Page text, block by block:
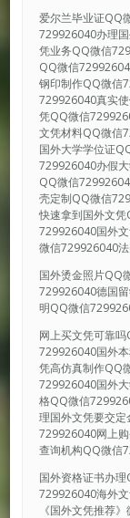
爱尔兰毕业证QQ
729926040办理
凭业务QQ微信
QQ微信
钢印制作QQ微信
729926040真实
凭QQ微信
文凭材料QQ微信
国外大学学位证
729926040办假
QQ微信
壳定制QQ微信
快速拿到国外文
729926040国外
微信729926040
国外烫金照片QQ
729926040德国
明QQ微信
网上买文凭可靠
729926040国外
凭高仿真制作QQ
729926040国外
格QQ微信
理国外文凭要交
729926040网上
查询机构QQ微信
国外资格证书办
729926040海外
《国外文凭推荐